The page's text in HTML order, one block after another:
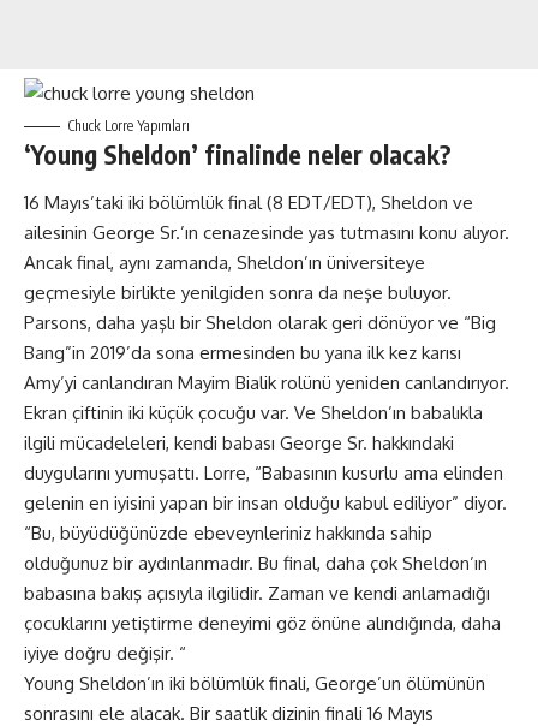
Chuck Lorre Yapımları
‘Young Sheldon’ finalinde neler olacak?
16 Mayıs’taki iki bölümlük final (8 EDT/EDT), Sheldon ve
ailesinin George Sr.’ın cenazesinde yas tutmasını konu alıyor.
Ancak final, aynı zamanda, Sheldon’ın üniversiteye
geçmesiyle birlikte yenilgiden sonra da neşe buluyor.
Parsons, daha yaşlı bir Sheldon olarak geri dönüyor ve “Big
Bang”in 2019’da sona ermesinden bu yana ilk kez karısı
Amy’yi canlandıran Mayim Bialik rolünü yeniden canlandırıyor.
Ekran çiftinin iki küçük çocuğu var. Ve Sheldon’ın babalıkla
ilgili mücadeleleri, kendi babası George Sr. hakkındaki
duygularını yumuşattı. Lorre, “Babasının kusurlu ama elinden
gelenin en iyisini yapan bir insan olduğu kabul ediliyor” diyor.
“Bu, büyüdüğünüzde ebeveynleriniz hakkında sahip
olduğunuz bir aydınlanmadır. Bu final, daha çok Sheldon’ın
babasına bakış açısıyla ilgilidir. Zaman ve kendi anlamadığı
çocuklarını yetiştirme deneyimi göz önüne alındığında, daha
iyiye doğru değişir. “
Young Sheldon’ın iki bölümlük finali, George’un ölümünün
sonrasını ele alacak. Bir saatlik dizinin finali 16 Mayıs